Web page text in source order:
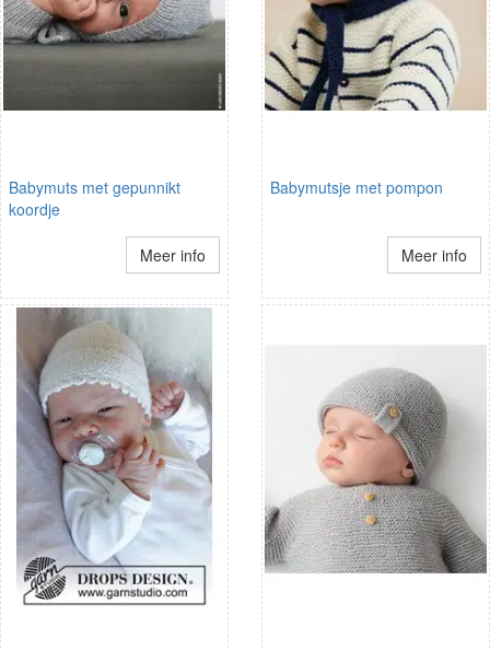
Babymuts met gepunnikt
koordje
Meer info
Babymutsje met pompon
Meer info